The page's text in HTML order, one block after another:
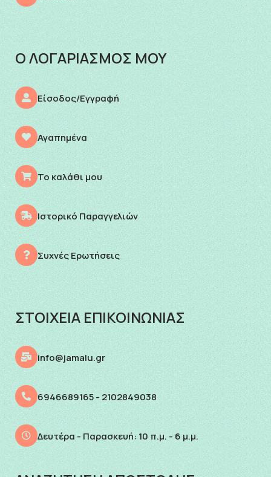
Ο ΛΟΓΑΡΙΑΣΜΟΣ ΜΟΥ
Είσοδος/Εγγραφή
Αγαπημένα
Το καλάθι μου
Ιστορικό Παραγγελιών
Συχνές Ερωτήσεις
ΣΤΟΙΧΕΙΑ ΕΠΙΚΟΙΝΩΝΙΑΣ
info@jamalu.gr
6946689165 - 2102849038
Δευτέρα - Παρασκευή: 10 π.μ. - 6 μ.μ.